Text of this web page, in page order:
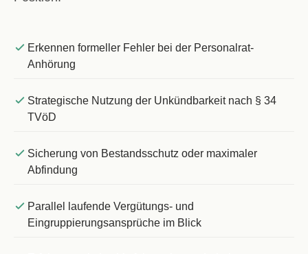
Erkennen formeller Fehler bei der Personalrat-
Anhörung
Strategische Nutzung der Unkündbarkeit nach § 34
TVöD
Sicherung von Bestandsschutz oder maximaler
Abfindung
Parallel laufende Vergütungs- und
Eingruppierungsansprüche im Blick